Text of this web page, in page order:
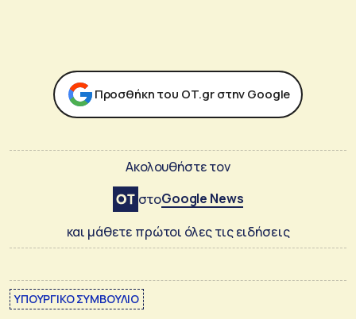
Προσθήκη του ΟΤ.gr στην Google
Ακολουθήστε τον
στοGoogle News
και μάθετε πρώτοι όλες τις ειδήσεις
ΥΠΟΥΡΓΙΚΟ ΣΥΜΒΟΥΛΙΟ